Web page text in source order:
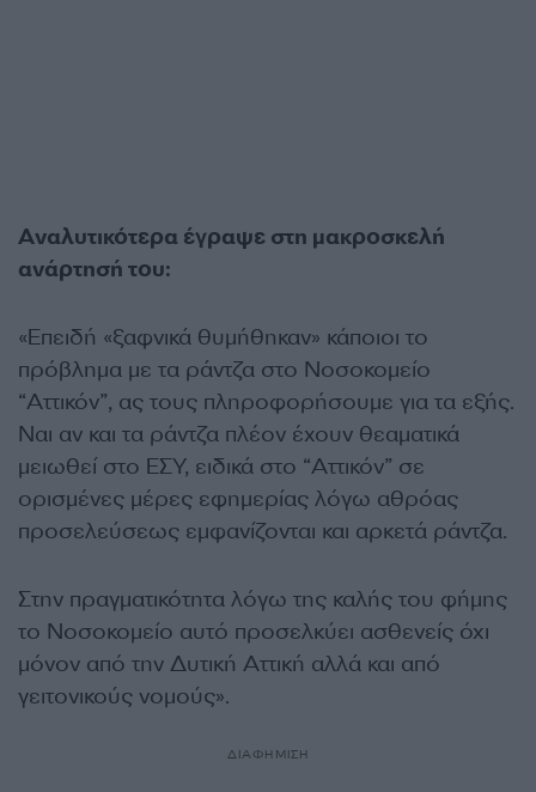
Αναλυτικότερα έγραψε στη μακροσκελή
ανάρτησή του:
«Επειδή «ξαφνικά θυμήθηκαν» κάποιοι το
πρόβλημα με τα ράντζα στο Νοσοκομείο
“Αττικόν”, ας τους πληροφορήσουμε για τα εξής.
Ναι αν και τα ράντζα πλέον έχουν θεαματικά
μειωθεί στο ΕΣΥ, ειδικά στο “Αττικόν” σε
ορισμένες μέρες εφημερίας λόγω αθρόας
προσελεύσεως εμφανίζονται και αρκετά ράντζα.
Στην πραγματικότητα λόγω της καλής του φήμης
το Νοσοκομείο αυτό προσελκύει ασθενείς όχι
μόνον από την Δυτική Αττική αλλά και από
γειτονικούς νομούς».
ΔΙΑΦΗΜΙΣΗ